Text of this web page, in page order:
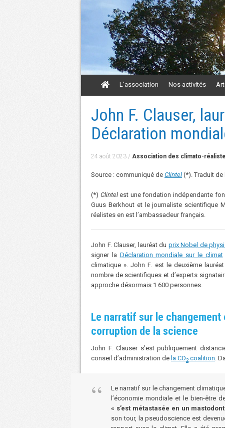
L’association Nos activités
John F. Clauser,
Déclaration
24 août 2023 / Association des climato-
Source : communiqué de Clintel (*). Traduit de
(*) Clintelest une fondation indépendante
Guus Berkhout et le journaliste scientifique
réalistes en est l’ambassadeur français.
John F. Clauser, lauréat du prix Nobel de
signer la Déclaration mondiale sur le climat
climatique ». John F. est le deuxième
nombre de scientifiques et d’experts
approche désormais 1 600 personnes.
Le narratif sur le
corruption de la science
John F. Clauser s’est publiquement
conseil d’administration de la CO2 coalition.
Le narratif sur le changement
l’économie mondiale et le bien-être
« s’est métastasée en un
son tour, la pseudoscience est